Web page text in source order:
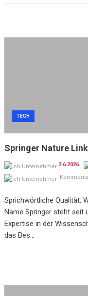
TECH
Springer Nature Link
2.6.2026
Sprichwörtliche Qualität:
Name Springer steht seit
Expertise in der
das Bes...